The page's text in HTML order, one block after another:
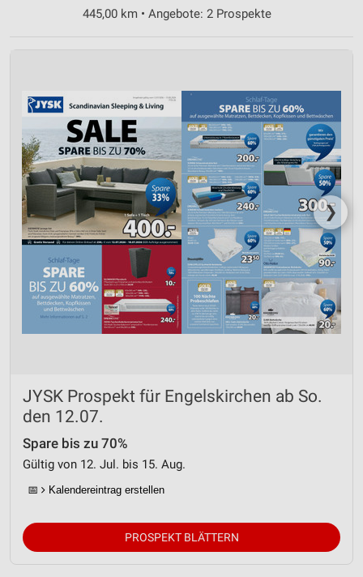
445,00 km • Angebote: 2 Prospekte
❯
JYSK Prospekt für Engelskirchen ab So.
den 12.07.
Spare bis zu 70%
Gültig von 12. Jul. bis 15. Aug.
📅 Kalendereintrag erstellen
PROSPEKT BLÄTTERN